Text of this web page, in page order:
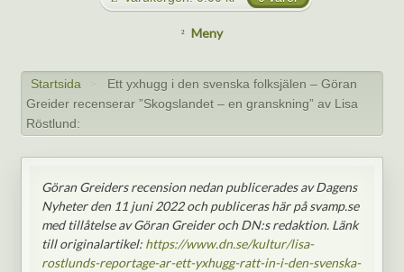
Meny
Startsida >
Ett yxhugg i den svenska folksjälen – Göran
Greider recenserar ”Skogslandet – en granskning” av Lisa
Röstlund:
Göran Greiders recension nedan publicerades av Dagens
Nyheter den 11 juni 2022 och publiceras här på svamp.se
med tillåtelse av Göran Greider och DN:s redaktion. Länk
till originalartikel: https://www.dn.se/kultur/lisa-
rostlunds-reportage-ar-ett-yxhugg-ratt-in-i-den-svenska-